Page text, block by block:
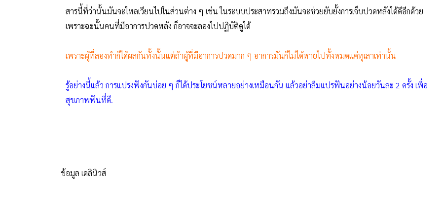
สารนี้ที่ว่านั้นมันจะไหลเวียนไปในส่วนต่าง ๆ เช่น ในระบบประสาทรวมถึงมันจะช่วยยับยั้งการเจ็บปวดหลังได้ดีอีกด้วย
เพราะฉะนั้นคนที่มีอาการปวดหลัง ก็อาจจะลองไปปฏิบัติดูได้
เพราะผู้ที่ลองทำก็ได้ผลกันทั้งนั้นแต่ถ้าผู้ที่มีอาการปวดมาก ๆ อาการมันก็ไม่ได้หายไปทั้งหมดแค่ทุเลาเท่านั้น
รู้อย่างนี้แล้ว การแปรงฟังกันบ่อย ๆ ก็ได้ประโยชน์หลายอย่างเหมือนกัน แล้วอย่าลืมแปรฟันอย่างน้อยวันละ 2 ครั้ง เพื่อ
สุขภาพฟันที่ดี.
ข้อมูล เดลินิวส์